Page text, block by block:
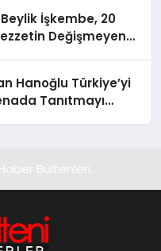
İşkembe, 20
Değişmeyen
Hanoğlu Türkiye’yi
Tanıtmayı
Bültenleri..